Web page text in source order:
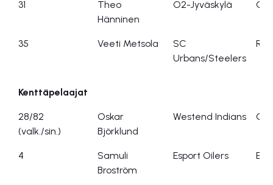
31
Theo
Hänninen
O2-Jyväskylä
35 Veeti Metsola
SC
Urbans/Steelers
Kenttäpelaajat
28/82
(valk./sin.)
Oskar
Björklund
Westend Indians
4
Samuli
Broström
Esport Oilers